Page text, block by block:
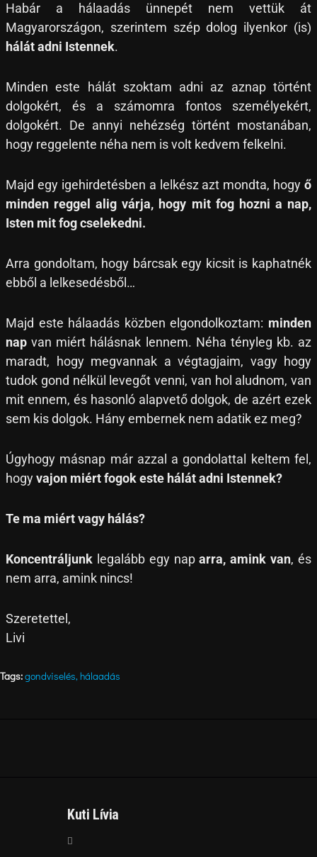
Habár a hálaadás ünnepét nem vettük át
Magyarországon, szerintem szép dolog ilyenkor (is)
hálát adni Istennek.
Minden este hálát szoktam adni az aznap történt
dolgokért, és a számomra fontos személyekért,
dolgokért. De annyi nehézség történt mostanában,
hogy reggelente néha nem is volt kedvem felkelni.
Majd egy igehirdetésben a lelkész azt mondta, hogy ő
minden reggel alig várja, hogy mit fog hozni a nap,
Isten mit fog cselekedni.
Arra gondoltam, hogy bárcsak egy kicsit is kaphatnék
ebből a lelkesedésből…
Majd este hálaadás közben elgondolkoztam: minden
nap van miért hálásnak lennem. Néha tényleg kb. az
maradt, hogy megvannak a végtagjaim, vagy hogy
tudok gond nélkül levegőt venni, van hol aludnom, van
mit ennem, és hasonló alapvető dolgok, de azért ezek
sem kis dolgok. Hány embernek nem adatik ez meg?
Úgyhogy másnap már azzal a gondolattal keltem fel,
hogyvajon miért fogok este hálát adni Istennek?
Te ma miért vagy hálás?
Koncentráljunk legalább egy naparra, amink van, és
nem arra, amink nincs!
Szeretettel,
Livi
Tags:gondviselés,hálaadás
Kuti Lívia